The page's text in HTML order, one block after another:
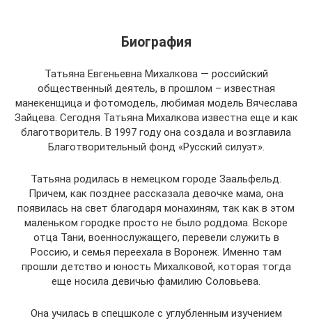
Биография
Татьяна Евгеньевна Михалкова — российский
общественный деятель, в прошлом – известная
манекенщица и фотомодель, любимая модель Вячеслава
Зайцева. Сегодня Татьяна Михалкова известна еще и как
благотворитель. В 1997 году она создала и возглавила
Благотворительный фонд «Русский силуэт».
Татьяна родилась в немецком городе Заальфельд.
Причем, как позднее рассказала девочке мама, она
появилась на свет благодаря монахиням, так как в этом
маленьком городке просто не было роддома. Вскоре
отца Тани, военнослужащего, перевели служить в
Россию, и семья переехала в Воронеж. Именно там
прошли детство и юность Михалковой, которая тогда
еще носила девичью фамилию Соловьева.
Она училась в спецшколе с углубленным изучением